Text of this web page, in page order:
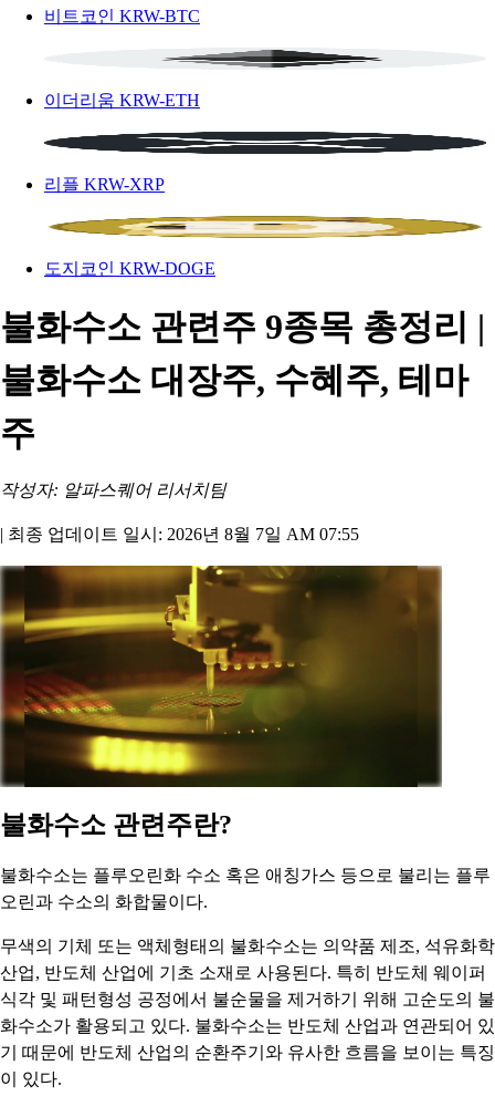
비트코인 KRW-BTC
이더리움 KRW-ETH
리플 KRW-XRP
도지코인 KRW-DOGE
불화수소 관련주 9종목 총정리 |
불화수소 대장주, 수혜주, 테마
주
작성자: 알파스퀘어 리서치팀
| 최종 업데이트 일시: 2026년 8월 7일 AM 07:55
불화수소 관련주란?
불화수소는 플루오린화 수소 혹은 애칭가스 등으로 불리는 플루
오린과 수소의 화합물이다.
무색의 기체 또는 액체형태의 불화수소는 의약품 제조, 석유화학
산업, 반도체 산업에 기초 소재로 사용된다. 특히 반도체 웨이퍼
식각 및 패턴형성 공정에서 불순물을 제거하기 위해 고순도의 불
화수소가 활용되고 있다. 불화수소는 반도체 산업과 연관되어 있
기 때문에 반도체 산업의 순환주기와 유사한 흐름을 보이는 특징
이 있다.